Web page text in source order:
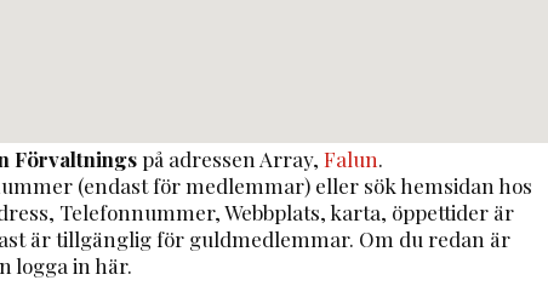
Förvaltningspå adressen Array,Falun.
(endast för medlemmar) eller sök hemsidan hos
Telefonnummer, Webbplats, karta, öppettider är
är tillgänglig för guldmedlemmar. Om du redan är
logga in här.